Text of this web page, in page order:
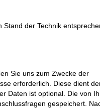
der Technik
Sie uns zum Zwecke der
erforderlich. Diese dient
Daten ist optional. Die von
gespeichert.